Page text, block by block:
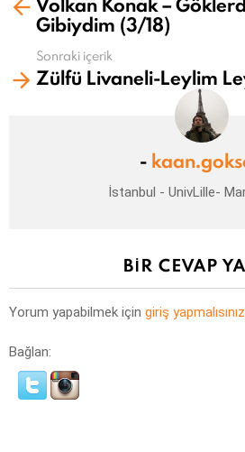
fazla
Gibiydim (3/18)
Sonraki içerik
Zülfü Livaneli-Leylim
-
İstanbul - UnivLille-
BIR CEVAP
Yorum yapabilmek için giriş yapmalısınız
Bağlan: